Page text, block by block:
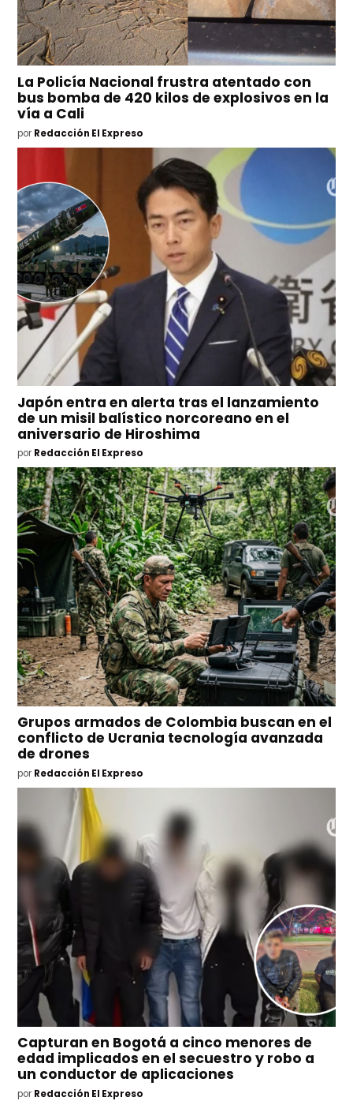
La Policía Nacional frustra atentado con
bus bomba de 420 kilos de explosivos en la
vía a Cali
por Redacción El Expreso
Japón entra en alerta tras el lanzamiento
de un misil balístico norcoreano en el
aniversario de Hiroshima
por Redacción El Expreso
Grupos armados de Colombia buscan en el
conflicto de Ucrania tecnología avanzada
de drones
por Redacción El Expreso
Capturan en Bogotá a cinco menores de
edad implicados en el secuestro y robo a
un conductor de aplicaciones
por Redacción El Expreso